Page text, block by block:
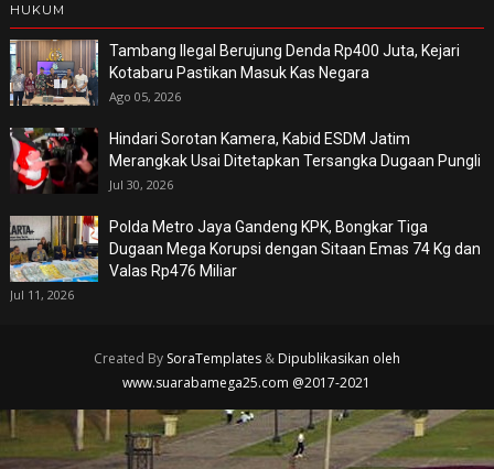
HUKUM
Tambang Ilegal Berujung Denda Rp400 Juta, Kejari
Kotabaru Pastikan Masuk Kas Negara
Ago 05, 2026
Hindari Sorotan Kamera, Kabid ESDM Jatim
Merangkak Usai Ditetapkan Tersangka Dugaan Pungli
Jul 30, 2026
Polda Metro Jaya Gandeng KPK, Bongkar Tiga
Dugaan Mega Korupsi dengan Sitaan Emas 74 Kg dan
Valas Rp476 Miliar
Jul 11, 2026
Created By SoraTemplates& Dipublikasikan oleh
www.suarabamega25.com @2017-2021